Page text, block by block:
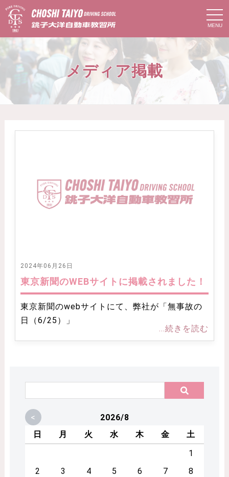
t
o
g
g
e
n
g
a
メディア掲載
2024年06月26日
東京新聞のWEBサイトに掲載されました！
東京新聞のwebサイトにて、弊社が「無事故の
日（6/25）」
...続きを読む
<
2026/8
日
月 火 水 木 金
土
1
2
3 4 5 6 7
8